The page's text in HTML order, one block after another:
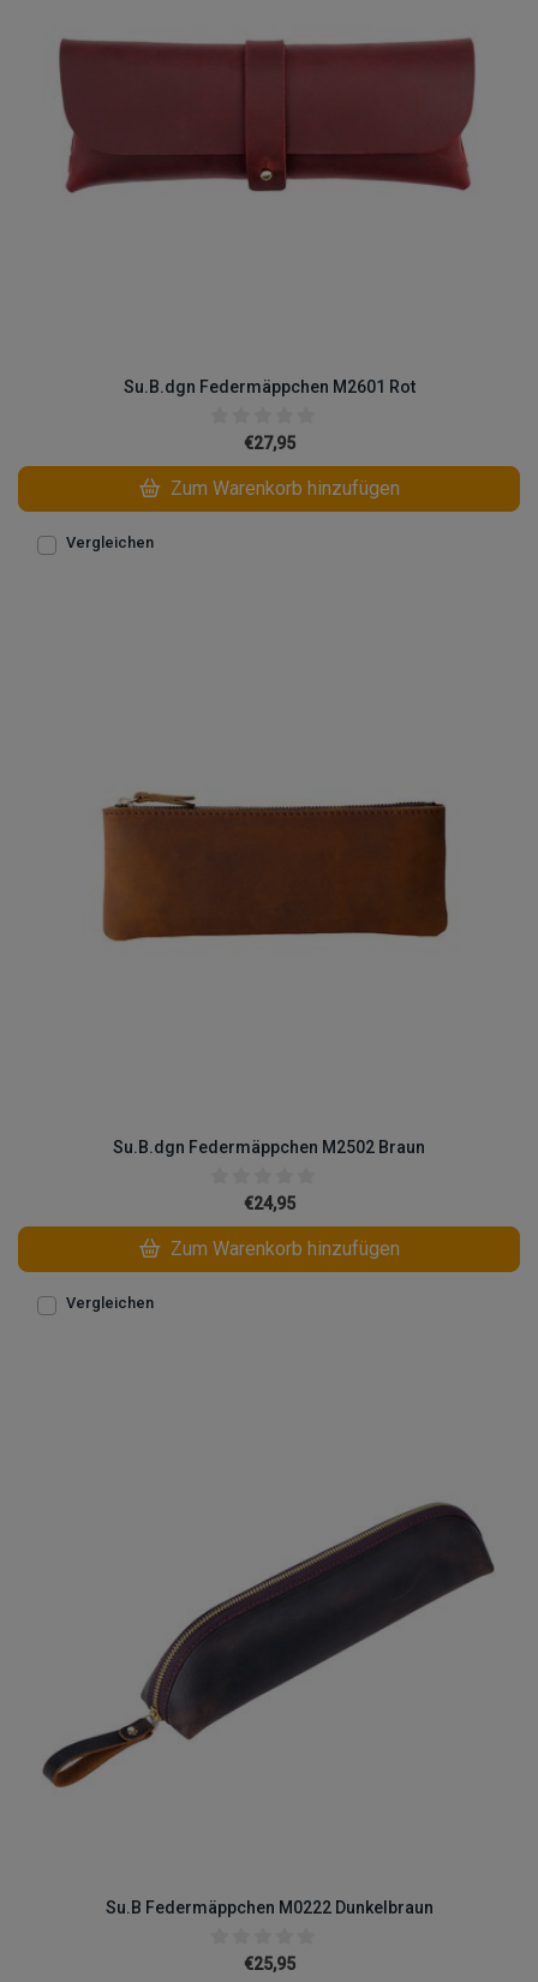
Su.B.dgn Federmäppchen M2601 Rot
€27,95
Zum Warenkorb hinzufügen
Vergleichen
Su.B.dgn Federmäppchen M2502 Braun
€24,95
Zum Warenkorb hinzufügen
Vergleichen
Su.B Federmäppchen M0222 Dunkelbraun
€25,95